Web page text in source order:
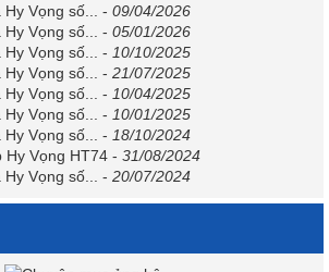
Vọng số...
- 09/04/2026
Vọng số...
- 05/01/2026
Vọng số...
- 10/10/2025
Vọng số...
- 21/07/2025
Vọng số...
- 10/04/2025
Vọng số...
- 10/01/2025
Vọng số...
- 18/10/2024
Hy Vọng HT74 - 31/08/2024
Vọng số...
- 20/07/2024